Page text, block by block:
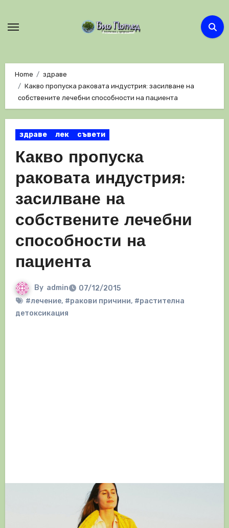
Home
здраве
Какво пропуска раковата индустрия: засилване на
собствените лечебни способности на пациента
здраве лек съвети
Какво пропуска
раковата индустрия:
засилване на
собствените лечебни
способности на
пациента
By admin
07/12/2015
#лечение, #ракови причини, #растителна
детоксикация